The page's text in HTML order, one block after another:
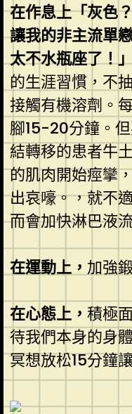
在作息上「灰色
讓我的非主流單
太不水瓶座了！
的生涯習慣，不
接觸有機溶劑。
腳15-20分鐘。
結轉移的患者牛
的肌肉開始痙攣
出哀嚎。，就不
而會加快淋巴液
在運動上， 加強
在心態上， 積極
待我們本身的身
冥想放松15分鐘